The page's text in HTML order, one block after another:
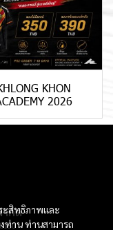
KHON
2026
ะสิทธิภาพและ
ท่าน ท่านสามารถ
กัด